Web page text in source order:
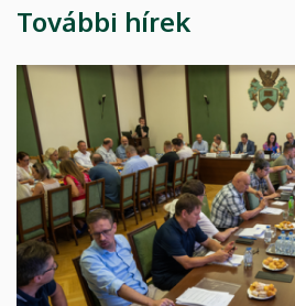
További hírek